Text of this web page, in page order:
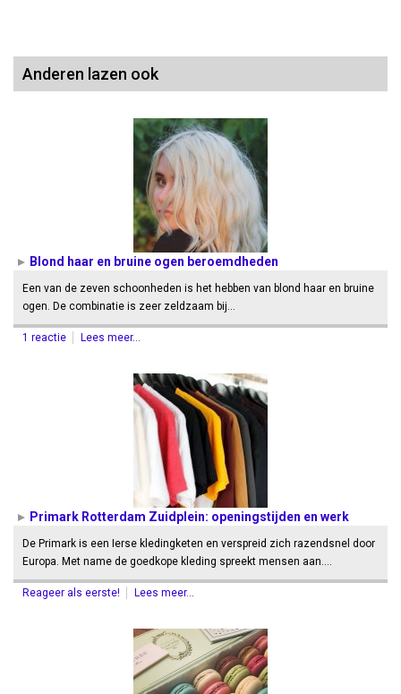
Anderen lazen ook
Blond haar en bruine ogen beroemdheden
Een van de zeven schoonheden is het hebben van blond haar en bruine
ogen. De combinatie is zeer zeldzaam bij…
1 reactie Lees meer...
Primark Rotterdam Zuidplein: openingstijden en werk
De Primark is een Ierse kledingketen en verspreid zich razendsnel door
Europa. Met name de goedkope kleding spreekt mensen aan.…
Reageer als eerste! Lees meer...